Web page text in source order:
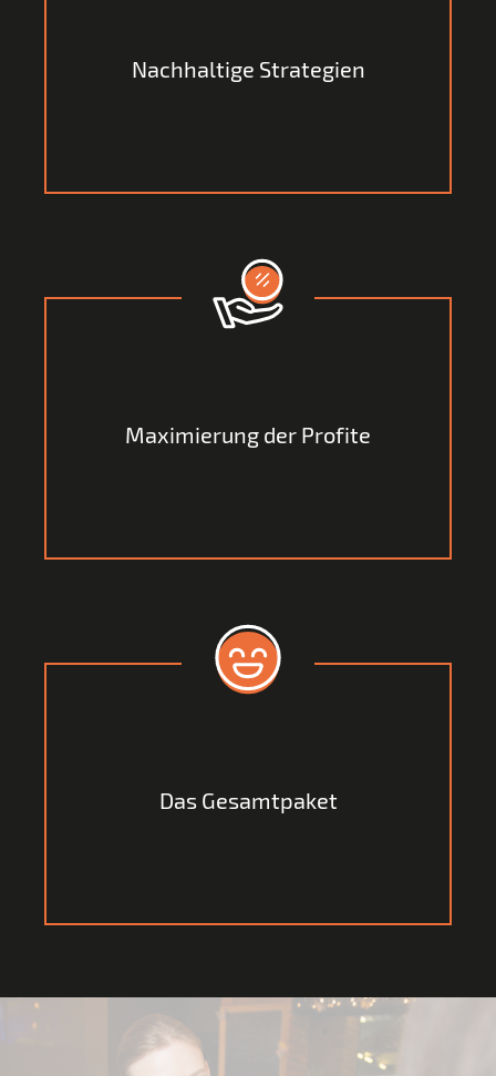
Nachhaltige Strategien
gewährleisten.
Maximierung der Profite
lassen.
Das Gesamtpaket
Vielzahl von Partnern ein ganzeinheitliches Paket,